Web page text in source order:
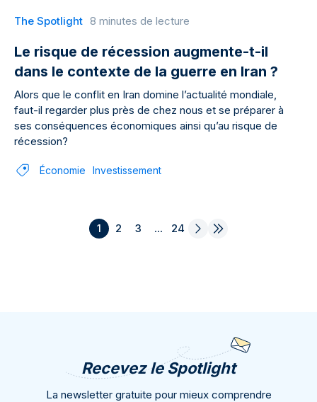
The Spotlight 8 minutes de lecture
Le risque de récession augmente-t-il
dans le contexte de la guerre en Iran ?
Alors que le conflit en Iran domine l’actualité mondiale,
faut-il regarder plus près de chez nous et se préparer à
ses conséquences économiques ainsi qu’au risque de
récession?
Économie Investissement
1 2 3 ... 24
Recevez le Spotlight
La newsletter gratuite pour mieux comprendre